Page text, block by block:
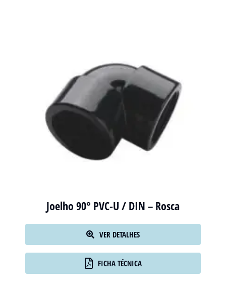
Joelho 90° PVC-U / DIN – Rosca
VER DETALHES
FICHA TÉCNICA